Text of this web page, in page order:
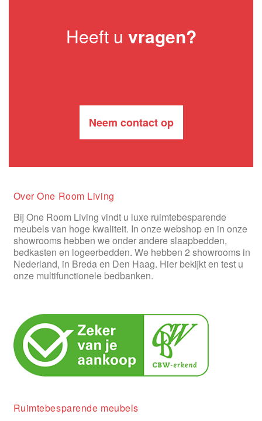
Heeft u vragen?
Neem contact op
Over One Room Living
Bij One Room Living vindt u luxe ruimtebesparende
meubels van hoge kwaliteit. In onze webshop en in onze
showrooms hebben we onder andere slaapbedden,
bedkasten en logeerbedden. We hebben 2 showrooms in
Nederland, in Breda en Den Haag. Hier bekijkt en test u
onze multifunctionele bedbanken.
Ruimtebesparende meubels